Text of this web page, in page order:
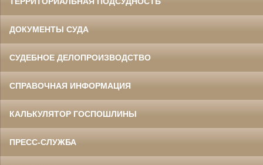
ДОКУМЕНТЫ СУДА
СУДЕБНОЕ ДЕЛОПРОИЗВОДСТВО
СПРАВОЧНАЯ ИНФОРМАЦИЯ
КАЛЬКУЛЯТОР ГОСПОШЛИНЫ
ПРЕСС-СЛУЖБА